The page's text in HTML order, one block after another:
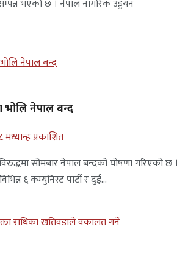
भएको छ । नेपाल नागरिक उड्डयन
भोलि नेपाल बन्द
प्रकाशित
सोमबार नेपाल बन्दको घोषणा गरिएको छ ।
६ कम्युनिस्ट पार्टी र दुई...